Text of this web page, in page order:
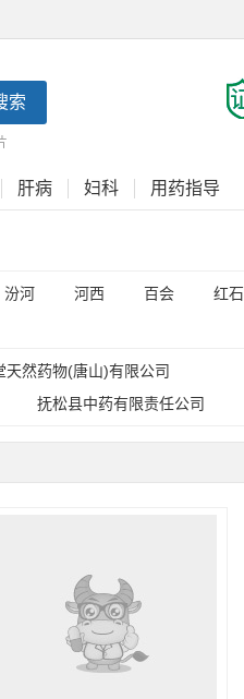
索
肝病 妇科 用药指导
汾河 河西 百会 红石
天然药物(唐山)有限公司
抚松县中药有限责任公司